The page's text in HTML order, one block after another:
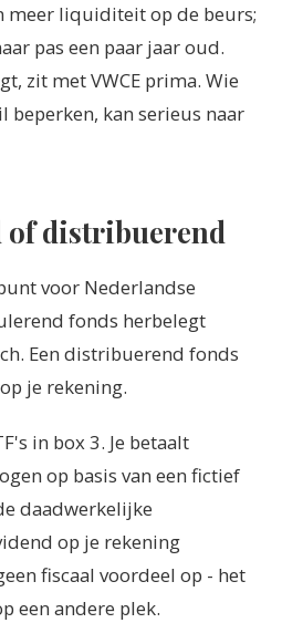
meer liquiditeit op de beurs;
pas een paar jaar oud.
zit met VWCE prima. Wie
beperken, kan serieus naar
of distribuerend
voor Nederlandse
fonds herbelegt
Een distribuerend fonds
je rekening.
in box 3. Je betaalt
op basis van een fictief
daadwerkelijke
op je rekening
fiscaal voordeel op - het
een andere plek.